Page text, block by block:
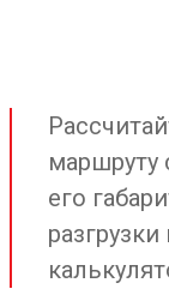
маршруту
его